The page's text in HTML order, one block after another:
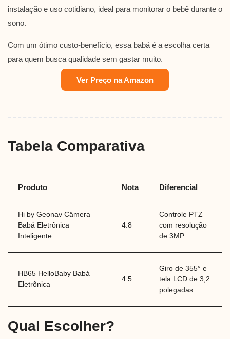
instalação e uso cotidiano, ideal para monitorar o bebê durante o
sono.
Com um ótimo custo-benefício, essa babá é a escolha certa
para quem busca qualidade sem gastar muito.
Ver Preço na Amazon
Tabela Comparativa
Produto Nota Diferencial
Hi by Geonav Câmera
Babá Eletrônica
Inteligente
4.8
Controle PTZ
com resolução
de 3MP
HB65 HelloBaby Babá
Eletrônica
4.5
Giro de 355° e
tela LCD de 3,2
polegadas
Qual Escolher?